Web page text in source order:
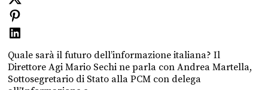
Quale sarà il futuro dell’informazione italiana? Il
Direttore Agi Mario Sechi ne parla con Andrea Martella,
Sottosegretario di Stato alla PCM con delega